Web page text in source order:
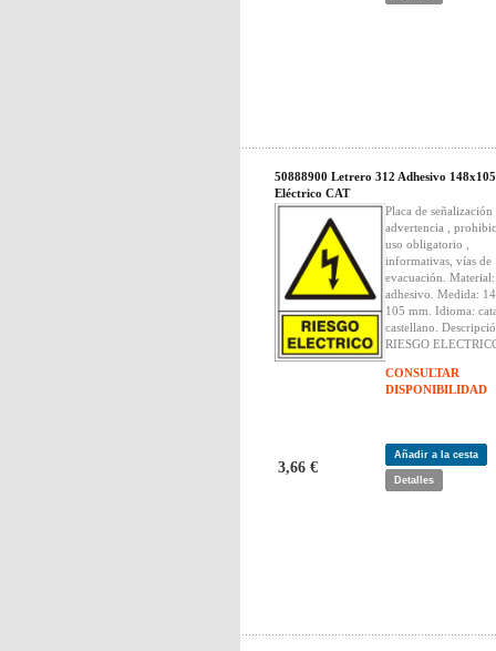
50888900 Letrero 312 Adhesivo
Eléctrico CAT
Placa de señalización
advertencia ,
uso obligatorio ,
informativas, vías de
evacuación.
adhesivo. Medida:
105 mm. Idioma:
castellano.
RIESGO
CONSULTAR
DISPONIBILIDAD
3,66 €
Añadir a la cesta
Detalles